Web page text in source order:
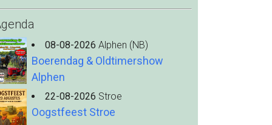
08-08-2026 Alphen (NB)
Boerendag & Oldtimershow
Alphen
22-08-2026 Stroe
Oogstfeest Stroe